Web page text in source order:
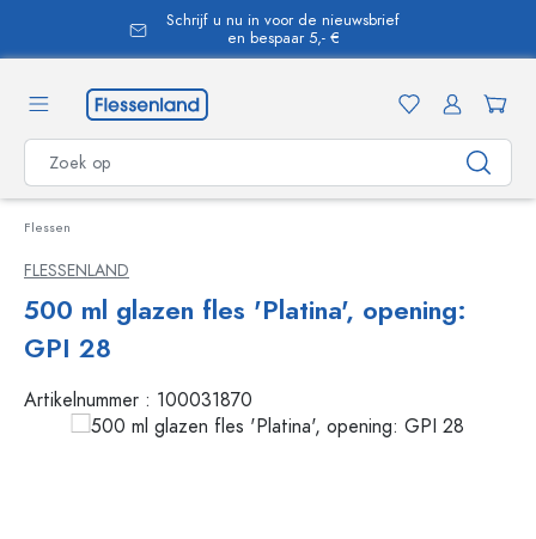
Schrijf u nu in voor de nieuwsbrief
en bespaar 5,- €
Flessen
FLESSENLAND
500 ml glazen fles 'Platina', opening:
GPI 28
Artikelnummer : 100031870